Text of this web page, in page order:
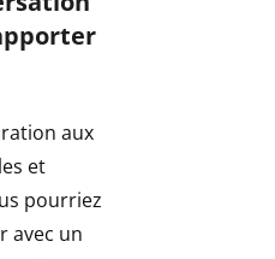
aux
et
pourriez
avec un